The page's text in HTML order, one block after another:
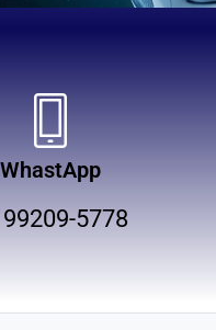
WhastApp
5778